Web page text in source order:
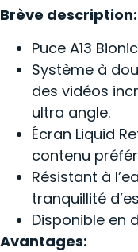
Brève description:
Puce A13
Système à
des vidéos
ultra angle.
Écran Liquid
contenu
Résistant à
tranquillité
Disponible en
Avantages: